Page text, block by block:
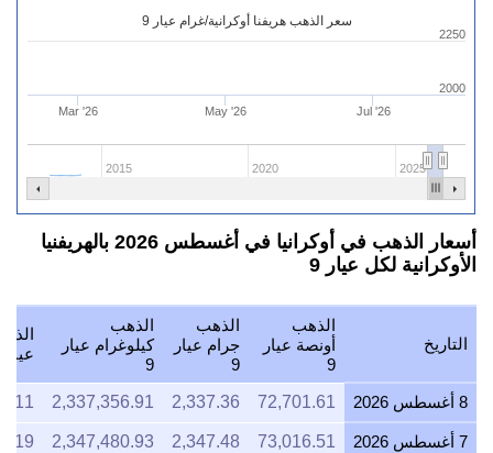
سعر الذهب هريفنا أوكرانية/غرام عيار 9
Mar '26 May '26 Jul '26
2015 2020 2025
2000
2250
أسعار الذهب في أوكرانيا في أغسطس 2026 بالهريفنيا
الأوكرانية لكل عيار 9
التاريخ
الذهب
أونصة عيار
9
الذهب
جرام عيار
9
الذهب
كيلوغرام عيار
9
عيار 9
8 أغسطس 2026 72,701.61
2,337.36
2,337,356.91
7 أغسطس 2026 73,016.51
2,347.48
2,347,480.93